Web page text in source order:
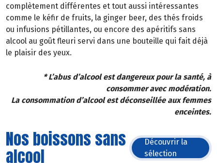
complètement différentes et tout aussi intéressantes
comme le kéfir de fruits, la ginger beer, des thés froids
ou infusions pétillantes, ou encore des apéritifs sans
alcool au goût fleuri servi dans une bouteille qui fait déjà
le plaisir des yeux.
* L’abus d’alcool est dangereux pour la santé, à
consommer avec modération.
La consommation d’alcool est déconseillée aux femmes
enceintes.
Nos boissons sans
alcool
Découvrir la
sélection